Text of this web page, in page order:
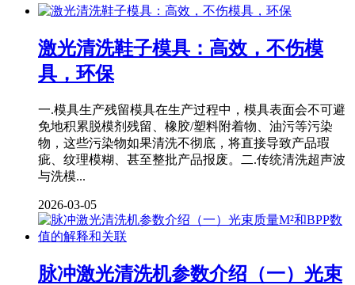
激光清洗鞋子模具：高效，不伤模
具，环保
一.模具生产残留模具在生产过程中，模具表面会不可避
免地积累脱模剂残留、橡胶/塑料附着物、油污等污染
物，这些污染物如果清洗不彻底，将直接导致产品瑕
疵、纹理模糊、甚至整批产品报废。二.传统清洗超声波
与洗模...
2026-03-05
脉冲激光清洗机参数介绍（一）光束